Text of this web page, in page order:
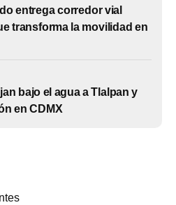
entrega corredor vial
transforma la movilidad en
bajo el agua a Tlalpan y
en CDMX